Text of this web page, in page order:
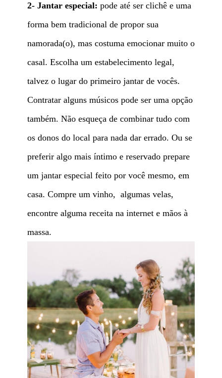
2- Jantar especial: pode até ser clichê e uma
forma bem tradicional de propor sua
namorada(o), mas costuma emocionar muito o
casal. Escolha um estabelecimento legal,
talvez o lugar do primeiro jantar de vocês.
Contratar alguns músicos pode ser uma opção
também. Não esqueça de combinar tudo com
os donos do local para nada dar errado. Ou se
preferir algo mais íntimo e reservado prepare
um jantar especial feito por você mesmo, em
casa. Compre um vinho, algumas velas,
encontre alguma receita na internet e mãos à
massa.